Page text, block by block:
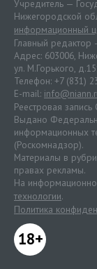
Учредитель —
Нижегородской
информационный
Главный
Адрес: 603006,
ул. М.Горького,
Телефон: +7 (831)
E-mail:
Реестровая
Выдано
информационных
(Роскомнадзор).
Материалы в
правах рекламы.
На
технологии.
Политика
18+